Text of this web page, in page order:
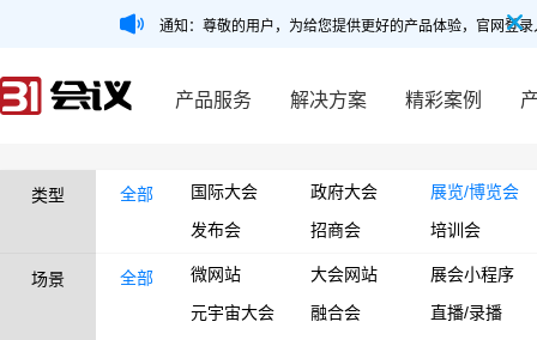
通知：尊敬的用户，为给您提供更好的产品体验，官网登
产品服务 解决方案 精彩案例
类型 全部 国际大会 政府大会
展览/博览会
发布会
招商会 培训会
场景 全部 微网站 大会网站
展会小程序
元宇宙大会
融合会
直播/录播